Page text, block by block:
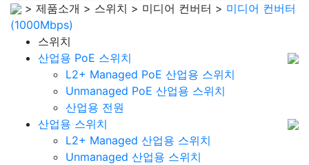
> 제품소개 > 스위치 > 미디어 컨버터 > 미디어 컨버터
(1000Mbps)
스위치
산업용 PoE 스위치
L2+ Managed PoE 산업용 스위치
Unmanaged PoE 산업용 스위치
산업용 전원
산업용 스위치
L2+ Managed 산업용 스위치
Unmanaged 산업용 스위치